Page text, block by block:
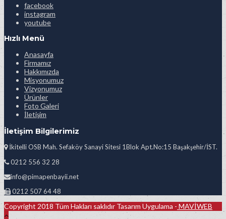
facebook
instagram
youtube
Hızlı Menü
Anasayfa
Firmamız
Hakkımızda
Misyonumuz
Vizyonumuz
Ürünler
Foto Galeri
İletişim
İletişim Bilgilerimiz
İkitelli OSB Mah. Sefaköy Sanayi Sitesi 1Blok Apt.No:15 Başakşehir/İST.
0212 556 32 28
info@pimapenbayii.net
0212 507 64 48
Copyright 2018 Tüm Hakları saklıdır Tasarım Uygulama - MAVİWEB